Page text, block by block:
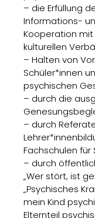
– die Erfüllung
Informations-
Kooperation
kulturellen
– Halten von
Schüler*innen
psychischen
– durch die
– durch
Fachschulen für
– durch
„Wer stört, ist
„Psychisches
mein Kind
Elternteil